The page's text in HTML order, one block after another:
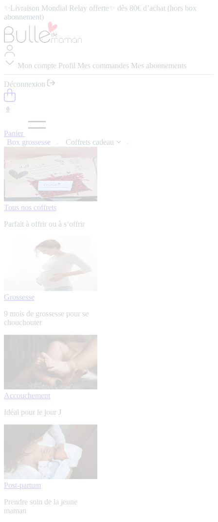
✨Livraison Mondial Relay offerte✨ dès 80€ d’achat (hors box
abonnement)
⭐️ 4,9/5 (57 avis google) ⭢
Mon compte Profil Mes commandes Mes abonnements
Déconnexion
0
Panier
Box grossesse
Coffrets cadeau
Tous nos coffrets
Parfait à offrir ou à s‘offrir
Grossesse
9 mois de grossesse pour se
chouchouter
Accouchement
Idéal pour le jour J
Post-partum
Prendre soin de la jeune
maman